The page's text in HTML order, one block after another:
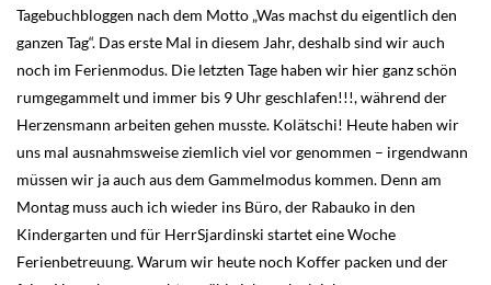
Tagebuchbloggen nach dem Motto „Was machst du eigentlich den
ganzen Tag“. Das erste Mal in diesem Jahr, deshalb sind wir auch
noch im Ferienmodus. Die letzten Tage haben wir hier ganz schön
rumgegammelt und immer bis 9 Uhr geschlafen!!!, während der
Herzensmann arbeiten gehen musste. Kolätschi! Heute haben wir
uns mal ausnahmsweise ziemlich viel vor genommen – irgendwann
müssen wir ja auch aus dem Gammelmodus kommen. Denn am
Montag muss auch ich wieder ins Büro, der Rabauko in den
Kindergarten und für HerrSjardinski startet eine Woche
Ferienbetreuung. Warum wir heute noch Koffer packen und der